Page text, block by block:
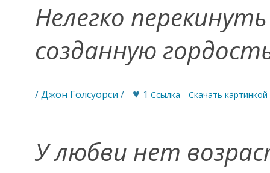
Нелегко
созданную
/Джон Голсуорси / ♥ 1 Ссылка Скачать картинкой
У любви нет